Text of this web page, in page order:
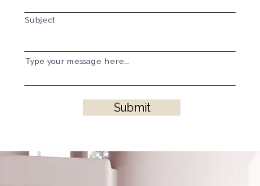
Subject
Type your message here...
Submit